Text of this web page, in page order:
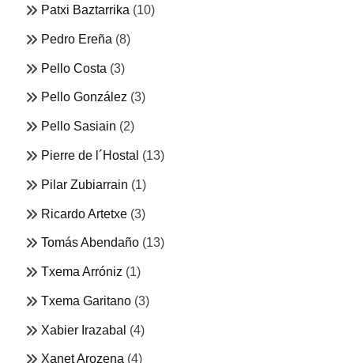
Patxi Baztarrika (10)
Pedro Ereña (8)
Pello Costa (3)
Pello González (3)
Pello Sasiain (2)
Pierre de l´Hostal (13)
Pilar Zubiarrain (1)
Ricardo Artetxe (3)
Tomás Abendaño (13)
Txema Arróniz (1)
Txema Garitano (3)
Xabier Irazabal (4)
Xanet Arozena (4)